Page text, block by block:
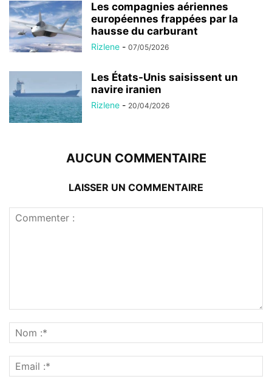
Les compagnies aériennes
européennes frappées par la
hausse du carburant
Rizlene - 07/05/2026
Les États-Unis saisissent un
navire iranien
Rizlene - 20/04/2026
AUCUN COMMENTAIRE
LAISSER UN COMMENTAIRE